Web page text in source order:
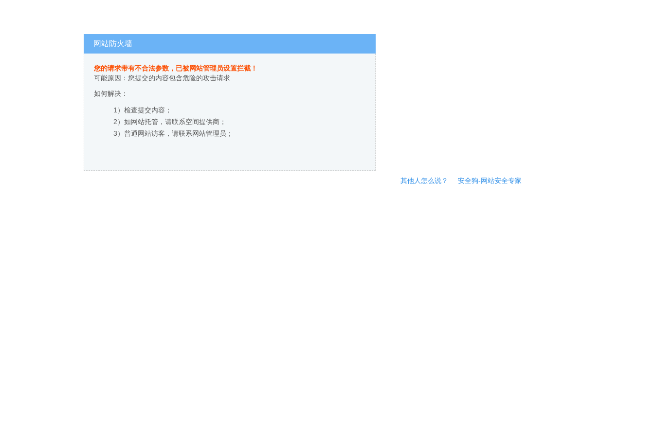
网站防火墙
您的请求带有不合法参数，已被网站管理员设置拦截！
可能原因：您提交的内容包含危险的攻击请求
如何解决：
1）检查提交内容；
2）如网站托管，请联系空间提供商；
3）普通网站访客，请联系网站管理员；
其他人怎么说？ 安全狗-网站安全专家